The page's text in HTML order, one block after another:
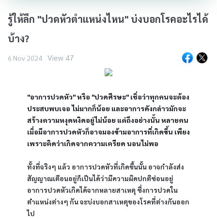
รู้ให้ลึก "ปวดหัวตำแหน่งไหน" บ่งบอกโรคอะไรได้
บ้าง?
6 Nov 2024 View 47
"อาการปวดหัว" หรือ "ปวดศีรษะ" เชื่อว่าทุกคนจะต้อง
ประสบพบเจอ ไม่มากก็น้อย และอาการดังกล่าวมักจะ
สร้างความหงุดหงิดอยู่ไม่น้อย แต่ถึงอย่างนั้น หลายคน
เมื่อมีอาการปวดหัวก็อาจมองข้ามอาการที่เกิดขึ้น เพียง
เพราะคิดว่าเกิดจากความเครียด นอนไม่พอ
ทั้งที่จริงๆ แล้ว อาการปวดหัวที่เกิดขึ้นนั้น อาจกำลังส่ง
สัญญาณเตือนอยู่ก็เป็นได้ว่ามีความผิดปกติซ่อนอยู่
อาการปวดหัวเกิดได้จากหลายสาเหตุ ซึ่งการปวดใน
ตำแหน่งต่างๆ กัน จะบ่งบอกสาเหตุของโรคที่ต่างกันออก
ไป